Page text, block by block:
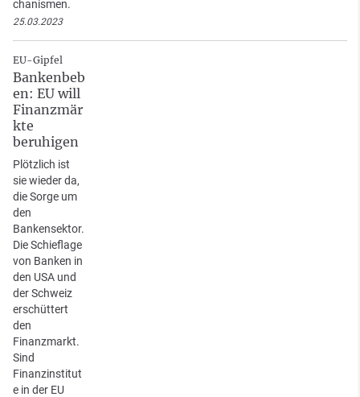
chanismen.
25.03.2023
EU-Gipfel
Bankenbeb
en: EU will
Finanzmär
kte
beruhigen
Plötzlich ist
sie wieder da,
die Sorge um
den
Bankensektor.
Die Schieflage
von Banken in
den USA und
der Schweiz
erschüttert
den
Finanzmarkt.
Sind
Finanzinstitut
e in der EU